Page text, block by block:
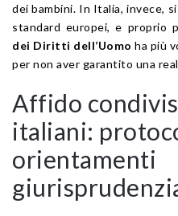
dei bambini. In Italia, invece,
standard europei, e proprio
dei Diritti dell’Uomo ha più
per non aver garantito una
Affido
italiani:
orientamenti